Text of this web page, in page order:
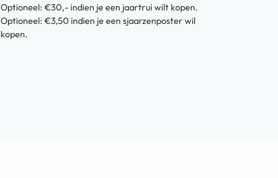
Optioneel: €30,- indien je een jaartrui wilt kopen.
Optioneel: €3,50 indien je een sjaarzenposter wil
kopen.